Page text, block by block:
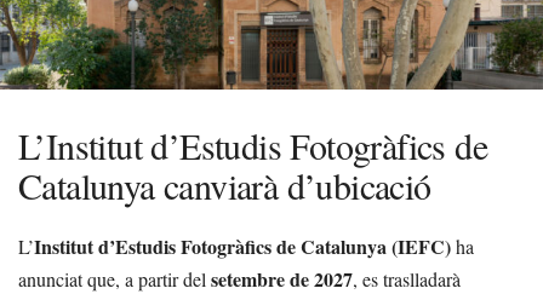
L’Institut d’Estudis Fotogràfics de
Catalunya canviarà d’ubicació
L’Institut d’Estudis Fotogràfics de Catalunya (IEFC)ha
anunciat que, a partir del setembre de 2027, es traslladarà